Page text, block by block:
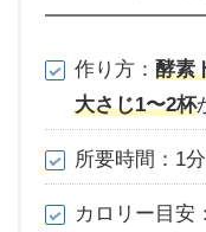
作り方： 酵素
大さじ1〜2杯
所要時間：1分
カロリー目安：